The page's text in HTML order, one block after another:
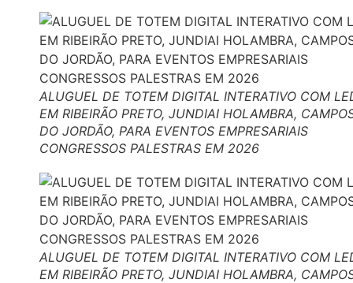
ALUGUEL DE TOTEM DIGITAL INTERATIVO COM
EM RIBEIRÃO PRETO, JUNDIAI HOLAMBRA,
DO JORDÃO, PARA EVENTOS EMPRESARIAIS
CONGRESSOS PALESTRAS EM 2026
ALUGUEL DE TOTEM DIGITAL INTERATIVO COM
EM RIBEIRÃO PRETO, JUNDIAI HOLAMBRA,